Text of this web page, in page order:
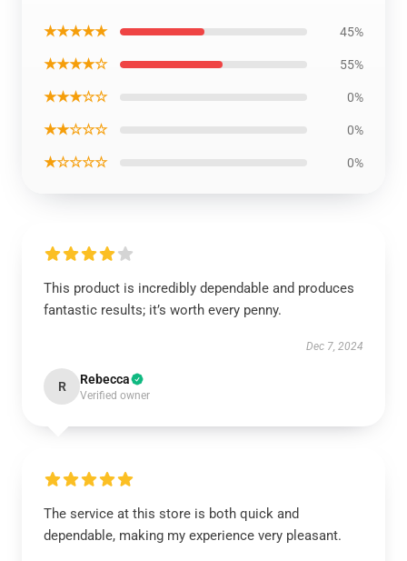
★★★★★ 45%
★★★★☆ 55%
★★★☆☆ 0%
★★☆☆☆ 0%
★☆☆☆☆ 0%
This product is incredibly dependable and produces
fantastic results; it’s worth every penny.
Dec 7, 2024
R Rebecca
Verified owner
The service at this store is both quick and
dependable, making my experience very pleasant.